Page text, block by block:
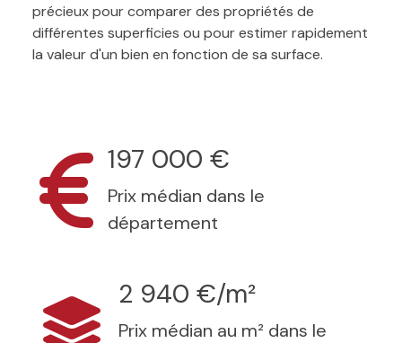
précieux pour comparer des propriétés de
différentes superficies ou pour estimer rapidement
la valeur d'un bien en fonction de sa surface.
197 000 €
Prix médian dans le
département
2 940 €/m²
Prix médian au m² dans le